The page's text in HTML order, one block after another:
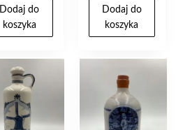
Dodaj do
koszyka
Dodaj do
koszyka